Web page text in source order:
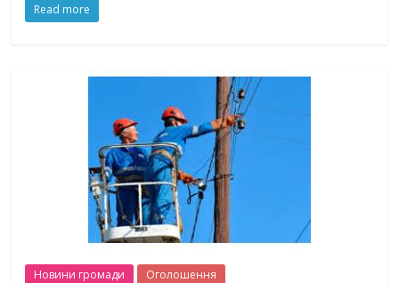
Read more
Новини громади Оголошення